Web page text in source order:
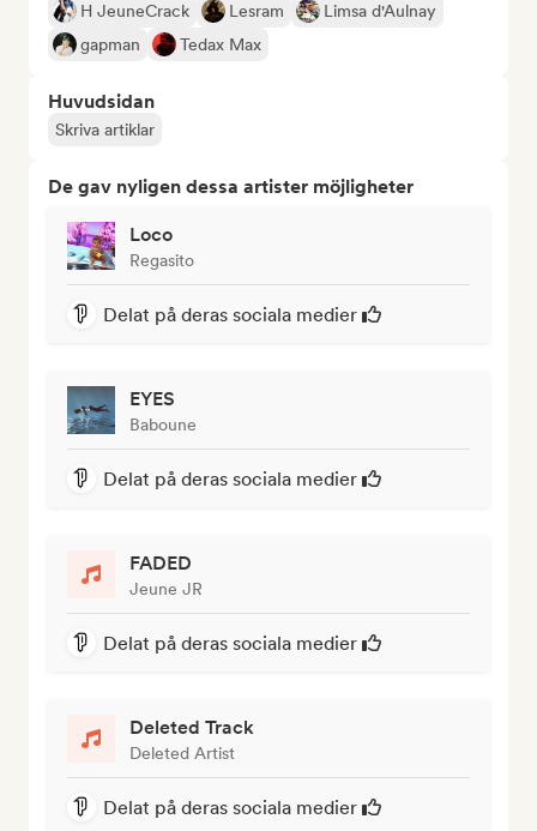
H JeuneCrack
Lesram
Limsa d'Aulnay
gapman
Tedax Max
Huvudsidan
Skriva artiklar
De gav nyligen dessa artister möjligheter
Loco
Regasito
Delat på deras sociala medier
EYES
Baboune
Delat på deras sociala medier
FADED
Jeune JR
Delat på deras sociala medier
Deleted Track
Deleted Artist
Delat på deras sociala medier